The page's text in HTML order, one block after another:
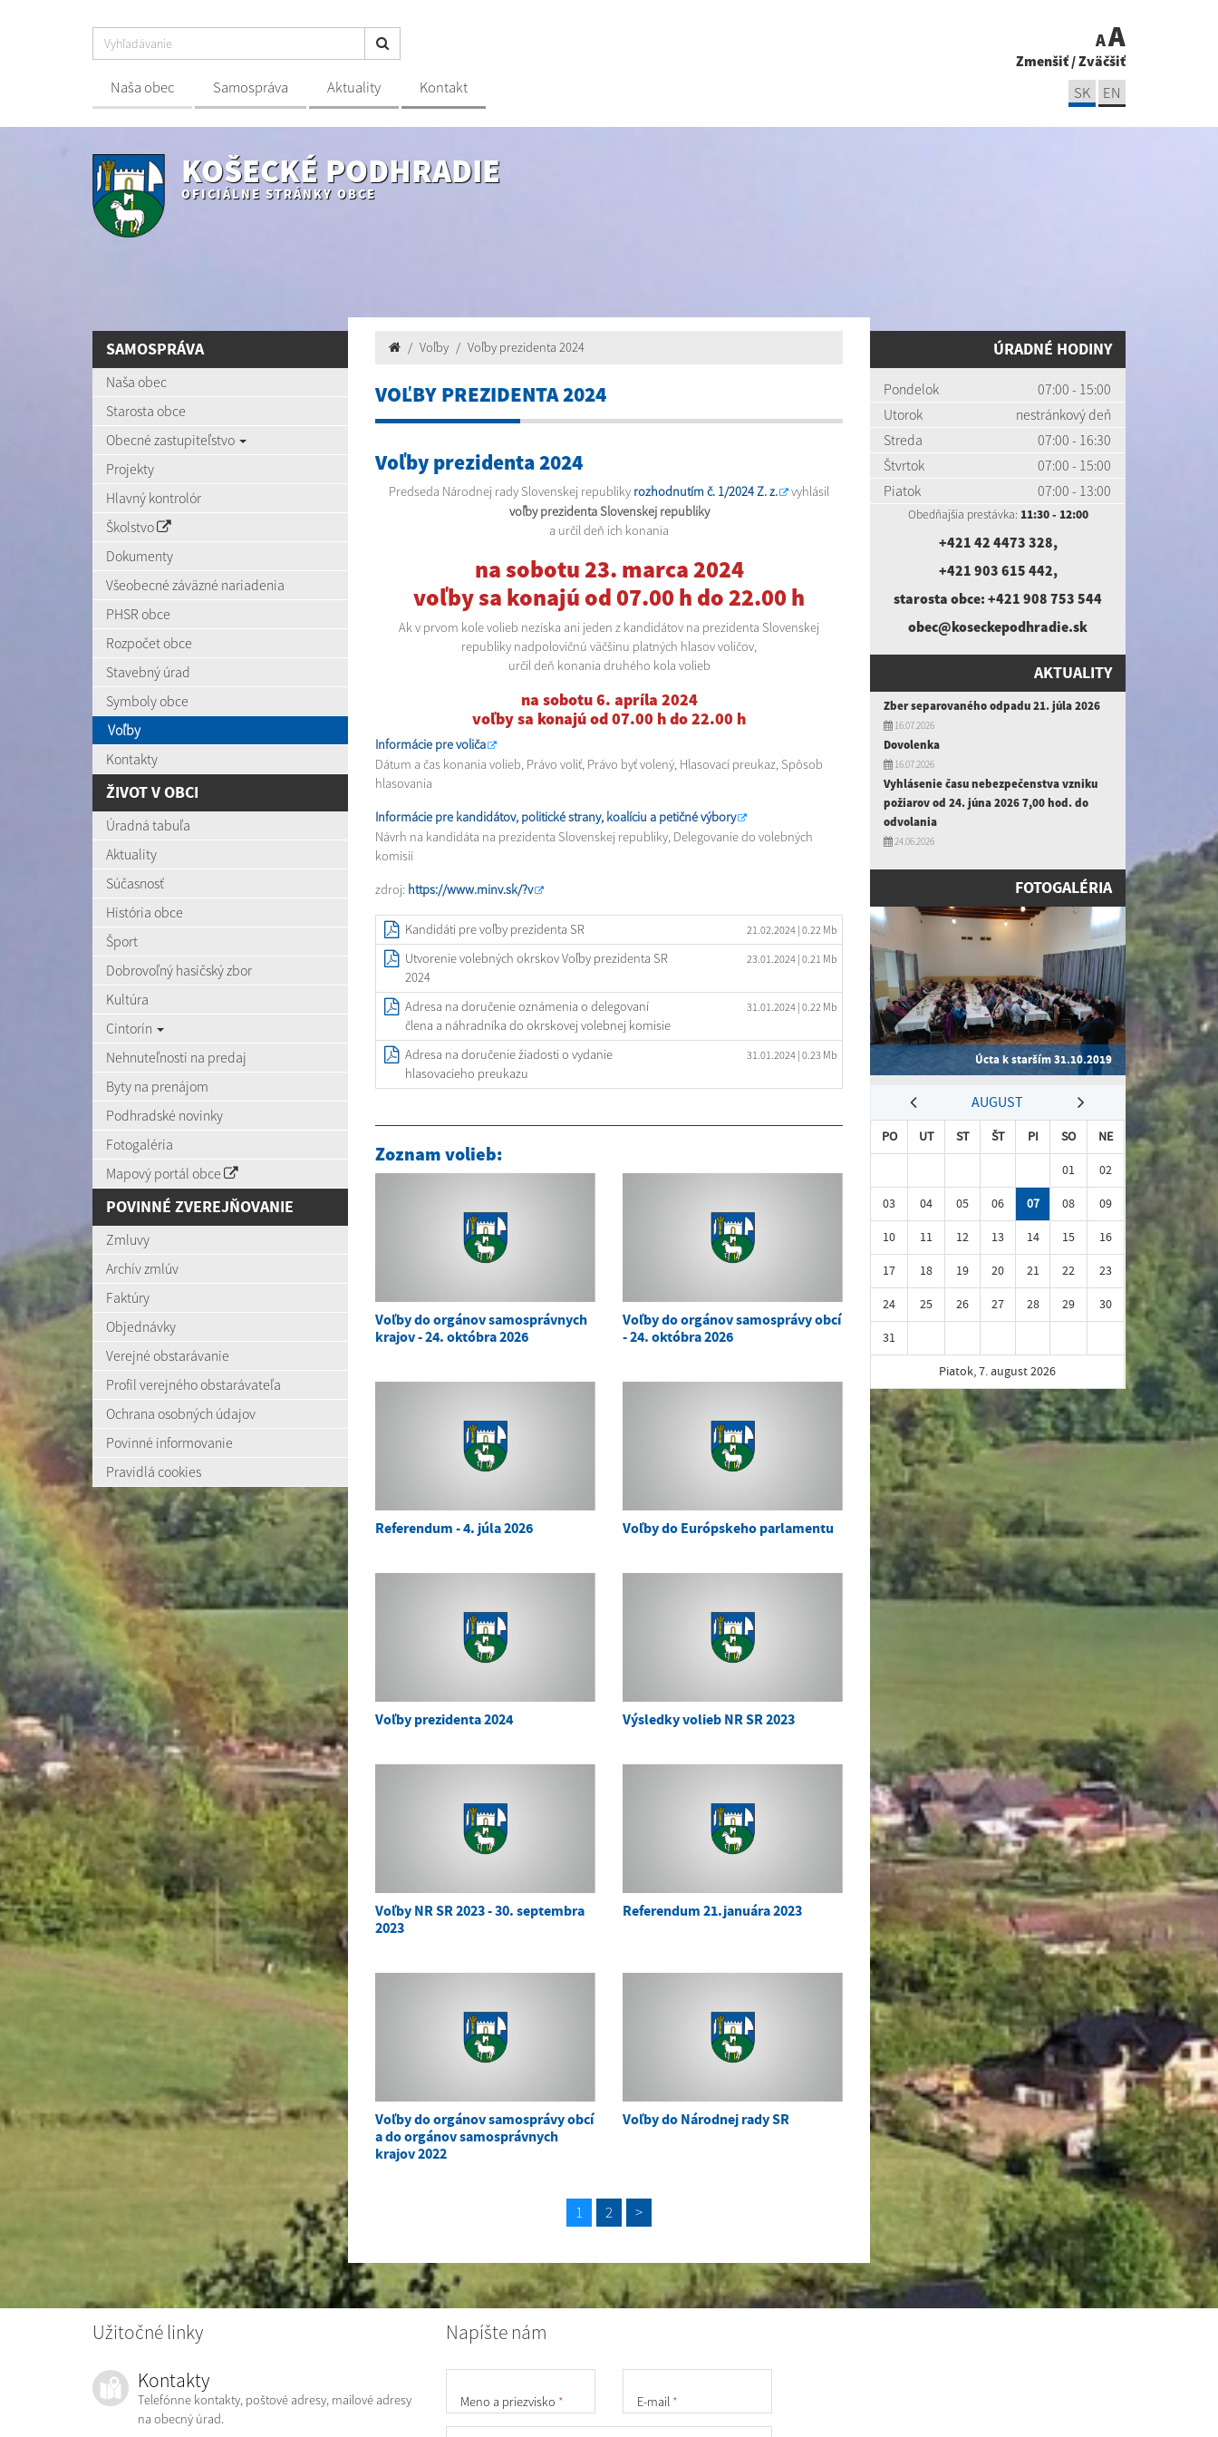
Naša obec Samospráva Aktuality Kontakt
AA
Zmenšiť/Zväčšiť
SK EN
KOŠECKÉ PODHRADIE
OFICIÁLNE STRÁNKY OBCE
SAMOSPRÁVA
Naša obec
Starosta obce
Obecné zastupiteľstvo
Projekty
Hlavný kontrolór
Školstvo
Dokumenty
Všeobecné záväzné nariadenia
PHSR obce
Rozpočet obce
Stavebný úrad
Symboly obce
Voľby
Kontakty
ŽIVOT V OBCI
Úradná tabuľa
Aktuality
Súčasnosť
História obce
Šport
Dobrovoľný hasičský zbor
Kultúra
Cintorín
Nehnuteľnosti na predaj
Byty na prenájom
Podhradské novinky
Fotogaléria
Mapový portál obce
POVINNÉ ZVEREJŇOVANIE
Zmluvy
Archív zmlúv
Faktúry
Objednávky
Verejné obstarávanie
Profil verejného obstarávateľa
Ochrana osobných údajov
Povinné informovanie
Pravidlá cookies
Voľby Voľby prezidenta 2024
VOĽBY PREZIDENTA 2024
Voľby prezidenta 2024
Predseda Národnej rady Slovenskej republiky rozhodnutím č. 1/2024 Z. z.
vyhlásil
voľby prezidenta Slovenskej republiky
a určil deň ich konania
nasobotu 23. marca 2024
voľby sa konajú od 07.00 h do 22.00 h
Ak v prvom kole volieb nezíska ani jeden z kandidátov na prezidenta Slovenskej
republiky nadpolovičnú väčšinu platných hlasov voličov,
určil deň konania druhého kola volieb
na sobotu 6. apríla 2024
voľby sa konajú od 07.00 h do 22.00 h
Informácie pre voliča
Dátum a čas konania volieb, Právo voliť, Právo byť volený, Hlasovací preukaz, Spôsob
hlasovania
Informácie pre kandidátov, politické strany, koalíciu a petičné výbory
Návrh na kandidáta na prezidenta Slovenskej republiky, Delegovanie do volebných
komisií
zdroj: https://www.minv.sk/?v
Kandidáti pre voľby prezidenta SR 21.02.2024 | 0.22 Mb
Utvorenie volebných okrskov Voľby prezidenta SR
2024
23.01.2024 | 0.21 Mb
Adresa na doručenie oznámenia o delegovaní
člena a náhradníka do okrskovej volebnej komisie
31.01.2024 | 0.22 Mb
Adresa na doručenie žiadosti o vydanie
hlasovacieho preukazu
31.01.2024 | 0.23 Mb
Zoznam volieb:
Voľby do orgánov samosprávnych
krajov - 24. októbra 2026
Voľby do orgánov samosprávy obcí
- 24. októbra 2026
Referendum - 4. júla 2026 Voľby do Európskeho parlamentu
Voľby prezidenta 2024 Výsledky volieb NR SR 2023
Voľby NR SR 2023 - 30. septembra
2023
Referendum 21.januára 2023
Voľby do orgánov samosprávy obcí
a do orgánov samosprávnych
krajov 2022
Voľby do Národnej rady SR
1 2 >
ÚRADNÉ HODINY
Pondelok
07:00 - 15:00
Utorok
nestránkový deň
Streda
07:00 - 16:30
Štvrtok
07:00 - 15:00
Piatok
07:00 - 13:00
Obedňajšia prestávka: 11:30 - 12:00
+421 42 4473 328,
+421 903 615 442,
starosta obce:+421 908 753 544
obec@koseckepodhradie.sk
AKTUALITY
Zber separovaného odpadu 21. júla 2026
16.07.2026
Dovolenka
16.07.2026
Vyhlásenie času nebezpečenstva vzniku
požiarov od 24. júna 2026 7,00 hod. do
odvolania
24.06.2026
FOTOGALÉRIA
Úcta k starším 31.10.2019
AUGUST
PO UT ST ŠT PI SO
NE
01
02
03
04 05 06 07 08
09
10
11 12 13 14 15
16
17
18 19 20 21 22
23
24
25 26 27 28 29
30
31
Piatok, 7. august 2026
Napíšte nám
Meno a priezvisko * E-mail *
Užitočné linky
Kontakty
Telefónne kontakty, poštové adresy, mailové adresy
na obecný úrad.